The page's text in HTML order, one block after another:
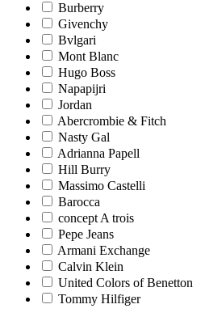
Burberry
Givenchy
Bvlgari
Mont Blanc
Hugo Boss
Napapijri
Jordan
Abercrombie & Fitch
Nasty Gal
Adrianna Papell
Hill Burry
Massimo Castelli
Barocca
concept A trois
Pepe Jeans
Armani Exchange
Calvin Klein
United Colors of Benetton
Tommy Hilfiger